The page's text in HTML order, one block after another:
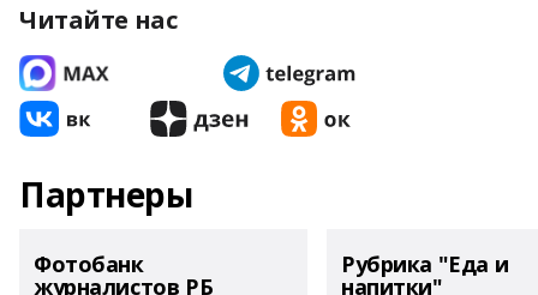
Читайте нас
Партнеры
Фотобанк
журналистов РБ
Рубрика "Еда и
напитки"